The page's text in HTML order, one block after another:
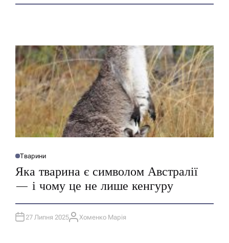
О
У
Л
У
В
А
Тварини
Яка тварина є символом Австралії
— і чому це не лише кенгуру
27 Липня 2025А
Хоменко Марія